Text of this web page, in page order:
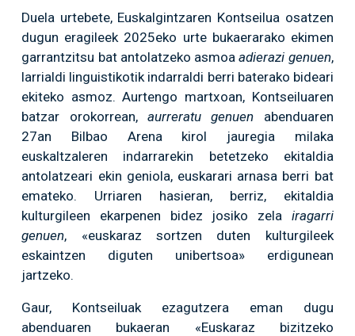
Duela urtebete, Euskalgintzaren Kontseilua osatzen
dugun eragileek 2025eko urte bukaerarako ekimen
garrantzitsu bat antolatzeko asmoaadierazi genuen,
larrialdi linguistikotik indarraldi berri baterako bideari
ekiteko asmoz. Aurtengo martxoan, Kontseiluaren
batzar orokorrean, aurreratu genuen abenduaren
27an Bilbao Arena kirol jauregia milaka
euskaltzaleren indarrarekin betetzeko ekitaldia
antolatzeari ekin geniola, euskarari arnasa berri bat
emateko. Urriaren hasieran, berriz, ekitaldia
kulturgileen ekarpenen bidez josiko zela iragarri
genuen, «euskaraz sortzen duten kulturgileek
eskaintzen diguten unibertsoa» erdigunean
jartzeko.
Gaur, Kontseiluak ezagutzera eman dugu
abenduaren bukaeran «Euskaraz bizitzeko